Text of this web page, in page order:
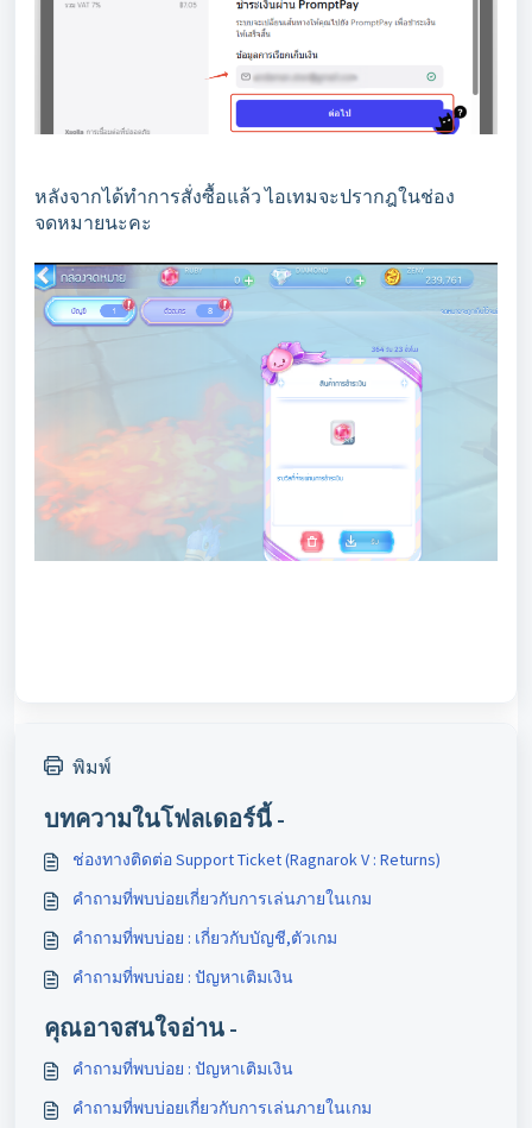
หลังจากได้ทำการสั่งซื้อแล้ว ไอเทมจะปรากฎในช่อง
จดหมายนะคะ
พิมพ์
บทความในโฟลเดอร์นี้ -
ช่องทางติดต่อ Support Ticket (Ragnarok V : Returns)
คำถามที่พบบ่อยเกี่ยวกับการเล่นภายในเกม
คำถามที่พบบ่อย : เกี่ยวกับบัญชี,ตัวเกม
คำถามที่พบบ่อย : ปัญหาเติมเงิน
คุณอาจสนใจอ่าน -
คำถามที่พบบ่อย : ปัญหาเติมเงิน
คำถามที่พบบ่อยเกี่ยวกับการเล่นภายในเกม